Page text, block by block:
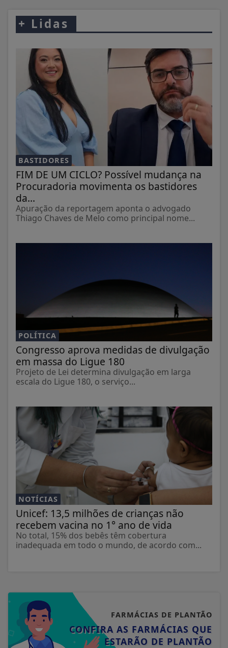
+ Lidas
BASTIDORES
FIM DE UM CICLO? Possível mudança na
Procuradoria movimenta os bastidores
da...
Apuração da reportagem aponta o advogado
Thiago Chaves de Melo como principal nome...
POLÍTICA
Congresso aprova medidas de divulgação
em massa do Ligue 180
Projeto de Lei determina divulgação em larga
escala do Ligue 180, o serviço...
NOTÍCIAS
Unicef: 13,5 milhões de crianças não
recebem vacina no 1° ano de vida
No total, 15% dos bebês têm cobertura
inadequada em todo o mundo, de acordo com...
FARMÁCIAS DE PLANTÃO
CONFIRA AS FARMÁCIAS QUE
ESTARÃO DE PLANTÃO